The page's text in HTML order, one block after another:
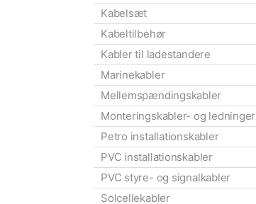
Kabelsæt
Kabeltilbehør
Kabler til ladestandere
Marinekabler
Mellemspændingskabler
Monteringskabler- og ledninger
Petro installationskabler
PVC installationskabler
PVC styre- og signalkabler
Solcellekabler